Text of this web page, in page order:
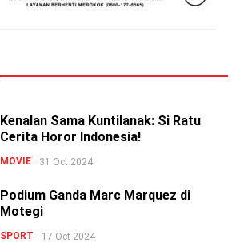
Kenalan Sama Kuntilanak: Si Ratu
Cerita Horor Indonesia!
MOVIE 31 Oct 2024
Podium Ganda Marc Marquez di
Motegi
SPORT 17 Oct 2024